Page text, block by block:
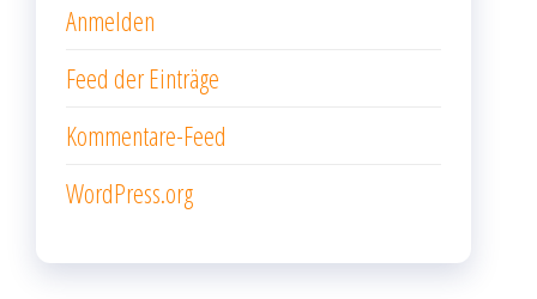
Anmelden
Feed der Einträge
Kommentare-Feed
WordPress.org